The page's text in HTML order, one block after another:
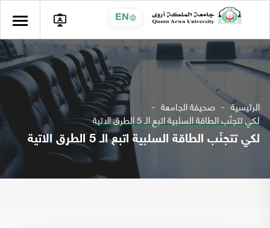
EN
الرئيسية صحيفة الجامعة
لكي تتجنّب الطاقة السلبية اتبع الـ 5 الطرق الاتية
لكي تتجنّب الطاقة السلبية اتبع الـ 5 الطرق الاتية